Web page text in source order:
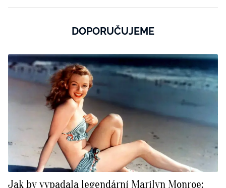
DOPORUČUJEME
Jak by vypadala legendární Marilyn Monroe: